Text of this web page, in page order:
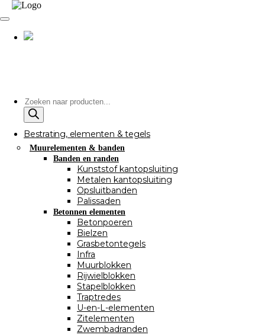
Producten
zoeken
Bestrating, elementen & tegels
Muurelementen & banden
Banden en randen
Kunststof kantopsluiting
Metalen kantopsluiting
Opsluitbanden
Palissaden
Betonnen elementen
Betonpoeren
Bielzen
Grasbetontegels
Infra
Muurblokken
Rijwielblokken
Stapelblokken
Traptredes
U-en-L-elementen
Zitelementen
Zwembadranden